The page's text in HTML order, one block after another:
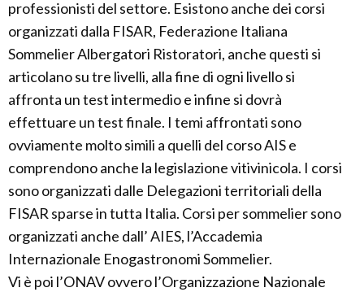
professionisti del settore. Esistono anche dei corsi
organizzati dalla FISAR, Federazione Italiana
Sommelier Albergatori Ristoratori, anche questi si
articolano su tre livelli, alla fine di ogni livello si
affronta un test intermedio e infine si dovrà
effettuare un test finale. I temi affrontati sono
ovviamente molto simili a quelli del corso AIS e
comprendono anche la legislazione vitivinicola. I corsi
sono organizzati dalle Delegazioni territoriali della
FISAR sparse in tutta Italia. Corsi per sommelier sono
organizzati anche dall’ AIES, l’Accademia
Internazionale Enogastronomi Sommelier.
Vi è poi l’ONAV ovvero l’Organizzazione Nazionale